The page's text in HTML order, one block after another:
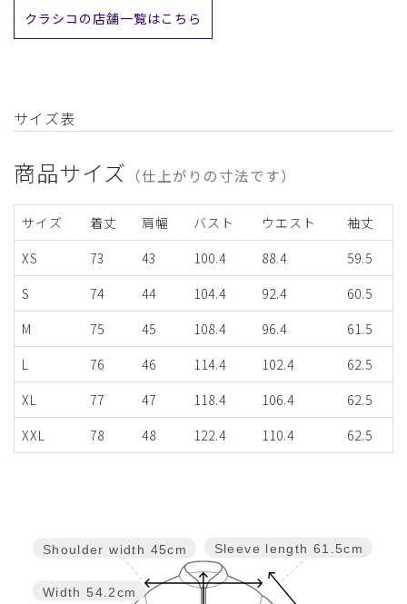
クラシコの店舗一覧はこちら
サイズ表
商品サイズ （仕上がりの寸法です）
サイズ 着丈 肩幅 バスト ウエスト
袖丈
XS
73 43 100.4 88.4
59.5
S
74 44 104.4 92.4
60.5
M
75 45 108.4 96.4
61.5
L
76 46 114.4 102.4
62.5
XL
77 47 118.4 106.4
62.5
XXL
78 48 122.4 110.4 62.5
Sleeve length 61.5cm
Width 54.2cm
Shoulder width 45cm